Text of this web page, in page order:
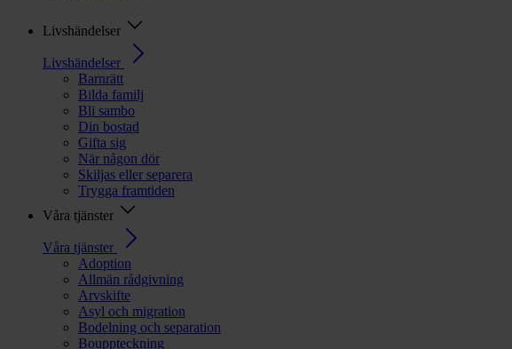
Livshändelser
Livshändelser
Barnrätt
Bilda familj
Bli sambo
Din bostad
Gifta sig
När någon dör
Skiljas eller separera
Trygga framtiden
Våra tjänster
Våra tjänster
Adoption
Allmän rådgivning
Arvskifte
Asyl och migration
Bodelning och separation
Bouppteckning